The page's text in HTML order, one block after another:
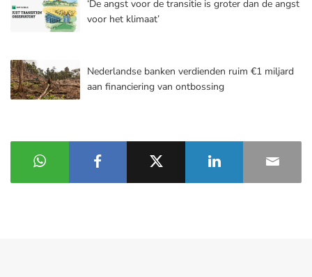
‘De angst voor de transitie is groter dan de angst
voor het klimaat’
Nederlandse banken verdienden ruim €1 miljard
aan financiering van ontbossing